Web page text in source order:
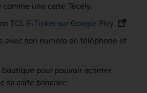
une carte Técély.
TCL E-Ticket sur Google Play
avec son numéro de téléphone et
pour pouvoir acheter
sa carte bancaire